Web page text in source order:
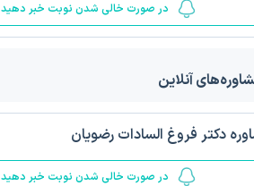
5
در صورت خالی شدن نوبت خبر دهید
آنلاین
دکتر فروغ السادات رضویان
در صورت خالی شدن نوبت خبر دهید